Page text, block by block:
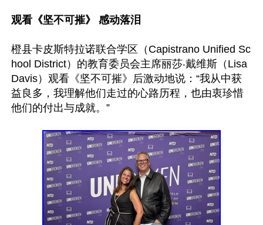
观看《坚不可摧》 感动落泪
橙县卡皮斯特拉诺联合学区（Capistrano Unified Sc
hool District）的教育委员会主席丽莎‧戴维斯（Lisa
Davis）观看《坚不可摧》后激动地说：“我从中获
益良多，我理解他们走过的心路历程，也由衷珍惜
他们的付出与成就。”